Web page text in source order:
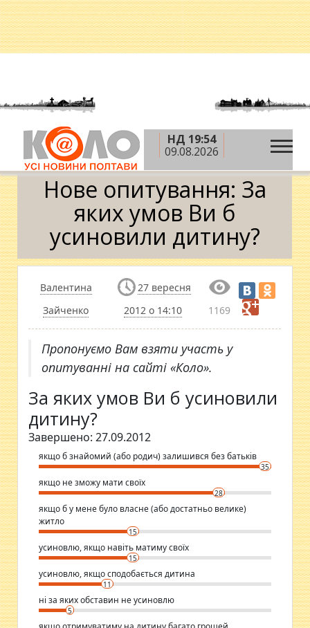
НД 19:54
09.08.2026
Головна » Новини »
Нове опитування: За яких
умов Ви б усиновили дитину?
Нове опитування: За
яких умов Ви б
усиновили дитину?
Валентина
Зайченко
27 вересня
2012 о 14:10
1169
Пропонуємо Вам взяти участь у
опитуванні на сайті «Коло».
За яких умов Ви б усиновили
дитину?
Завершено: 27.09.2012
якщо б знайомий (або родич) залишився без батьків
35
якщо не зможу мати своїх
28
якщо б у мене було власне (або достатньо велике)
житло
15
усиновлю, якщо навіть матиму своїх
15
усиновлю, якщо сподобається дитина
11
ні за яких обставин не усиновлю
5